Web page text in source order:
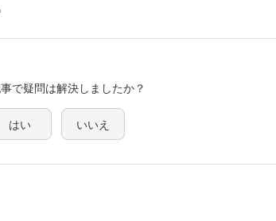
で疑問は解決しましたか？
はい いいえ